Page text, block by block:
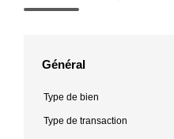
Général
Type de bien
Type de transaction